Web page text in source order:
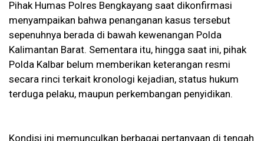
Pihak Humas Polres Bengkayang saat dikonfirmasi
menyampaikan bahwa penanganan kasus tersebut
sepenuhnya berada di bawah kewenangan Polda
Kalimantan Barat. Sementara itu, hingga saat ini, pihak
Polda Kalbar belum memberikan keterangan resmi
secara rinci terkait kronologi kejadian, status hukum
terduga pelaku, maupun perkembangan penyidikan.
Kondisi ini memunculkan berbagai pertanyaan di tengah